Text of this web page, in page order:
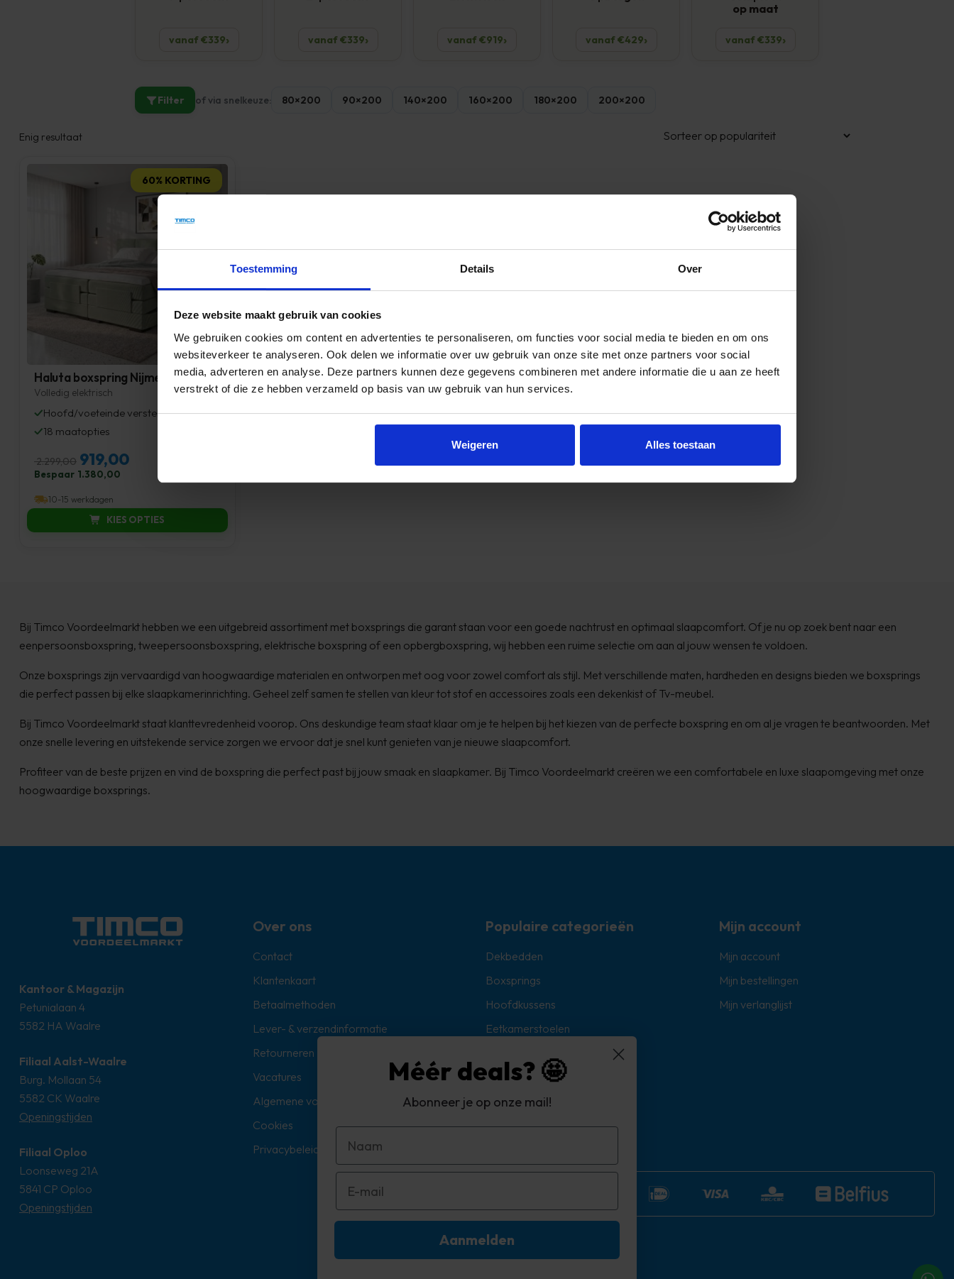
Toestemming Details Over
Deze website maakt gebruik van cookies
We gebruiken cookies om content en advertenties te personaliseren, om functies voor social media te bieden en om ons
websiteverkeer te analyseren. Ook delen we informatie over uw gebruik van onze site met onze partners voor social
media, adverteren en analyse. Deze partners kunnen deze gegevens combineren met andere informatie die u aan ze heeft
verstrekt of die ze hebben verzameld op basis van uw gebruik van hun services.
Weigeren Alles toestaan
vanaf €339 vanaf €339 vanaf €919 vanaf €429
op maat
vanaf €339
Filter of via snelkeuze: 80×200 90×200 140×200 160×200 180×200 200×200
Enig resultaat
60% KORTING
Haluta boxspring Nijmegen
Volledig elektrisch
✓Hoofd/voeteinde verstelbaar
✓18 maatopties
2.299,00 919,00
Bespaar 1.380,00
10-15 werkdagen
KIES OPTIES
Bij Timco Voordeelmarkt hebben we een uitgebreid assortiment met boxsprings die garant staan voor een goede nachtrust en optimaal slaapcomfort. Of je nu op zoek bent naar een
eenpersoonsboxspring, tweepersoonsboxspring, elektrische boxspring of een opbergboxspring, wij hebben een ruime selectie om aan al jouw wensen te voldoen.
Onze boxsprings zijn vervaardigd van hoogwaardige materialen en ontworpen met oog voor zowel comfort als stijl. Met verschillende maten, hardheden en designs bieden we boxsprings
die perfect passen bij elke slaapkamerinrichting. Geheel zelf samen te stellen van kleur tot stof en accessoires zoals een dekenkist of Tv-meubel.
Bij Timco Voordeelmarkt staat klanttevredenheid voorop. Ons deskundige team staat klaar om je te helpen bij het kiezen van de perfecte boxspring en om al je vragen te beantwoorden. Met
onze snelle levering en uitstekende service zorgen we ervoor dat je snel kunt genieten van je nieuwe slaapcomfort.
Profiteer van de beste prijzen en vind de boxspring die perfect past bij jouw smaak en slaapkamer. Bij Timco Voordeelmarkt creëren we een comfortabele en luxe slaapomgeving met onze
hoogwaardige boxsprings.
Kantoor & Magazijn
Petunialaan 4
5582 HA Waalre
Filiaal Aalst-Waalre
Burg. Mollaan 54
5582 CK Waalre
Openingstijden
Filiaal Oploo
Loonseweg 21A
5841 CP Oploo
Openingstijden
Over ons
Contact
Klantenkaart
Betaalmethoden
Lever- & verzendinformatie
Retourneren
Vacatures
Algemene voorwaarden
Cookies
Privacybeleid
Populaire categorieën
Dekbedden
Boxsprings
Hoofdkussens
Eetkamerstoelen
Hoekbanken
Mijn account
Mijn account
Mijn bestellingen
Mijn verlanglijst
Méér deals? 🤩
Abonneer je op onze mail!
Aanmelden